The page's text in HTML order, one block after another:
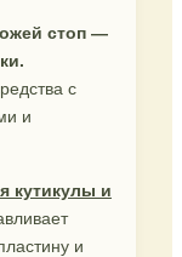
стоп —
с
и
кутикулы и
и